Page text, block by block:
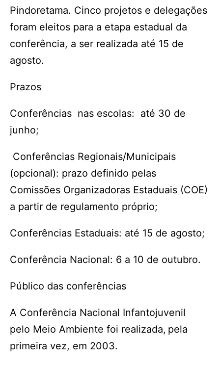
Pindoretama. Cinco projetos e delegações
foram eleitos para a etapa estadual da
conferência, a ser realizada até 15 de
agosto.
Prazos
Conferências nas escolas: até 30 de
junho;
Conferências Regionais/Municipais
(opcional): prazo definido pelas
Comissões Organizadoras Estaduais (COE)
a partir de regulamento próprio;
Conferências Estaduais: até 15 de agosto;
Conferência Nacional: 6 a 10 de outubro.
Público das conferências
A Conferência Nacional Infantojuvenil
pelo Meio Ambiente foi realizada, pela
primeira vez, em 2003.